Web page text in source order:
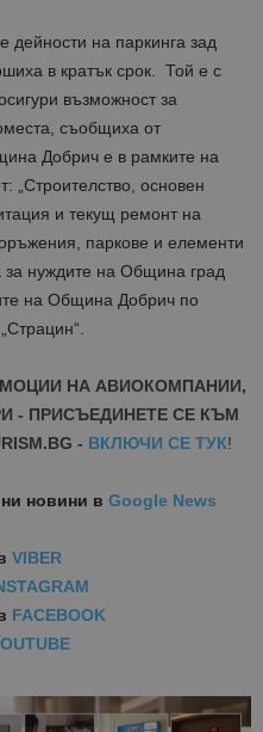
дейности на паркинга зад
в кратък срок. Той е с
възможност за
съобщиха от
Добрич е в рамките на
„Строителство, основен
и текущ ремонт на
паркове и елементи
за нуждите на Община град
на Община Добрич по
НА АВИОКОМПАНИИ,
- ПРИСЪЕДИНЕТЕ СЕ КЪМ
- ВКЛЮЧИ СЕ ТУК!
новини в Google News
VIBER
FACEBOOK